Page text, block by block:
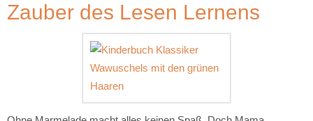
Zauber des Lesen Lernens